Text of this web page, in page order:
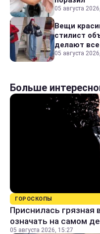
05 августа
Вещи
стилист
делают
05 августа
Больше
ГОРОСКОПЫ
Приснилась грязная
означать на самом
05 августа 2026, 15:27